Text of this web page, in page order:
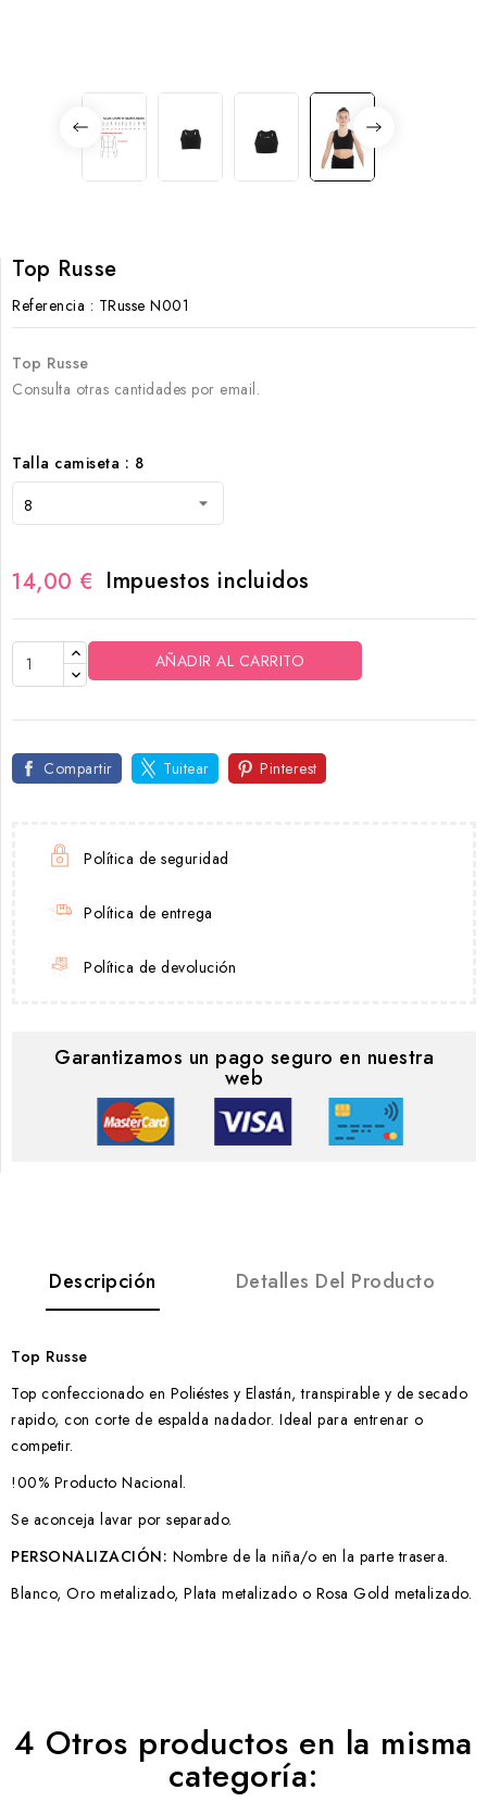
Top Russe
Referencia : TRusse N001
Top Russe
Consulta otras cantidades por email.
Talla camiseta : 8
14,00 € Impuestos incluidos
AÑADIR AL CARRITO
Compartir Tuitear Pinterest
Política de seguridad
Política de entrega
Política de devolución
Garantizamos un pago seguro en nuestra
web
Descripción Detalles Del Producto
Top Russe
Top confeccionado en Poliéstes y Elastán, transpirable y de secado
rapido, con corte de espalda nadador. Ideal para entrenar o
competir.
!00% Producto Nacional.
Se aconceja lavar por separado.
PERSONALIZACIÓN: Nombre de la niña/o en la parte trasera.
Blanco, Oro metalizado, Plata metalizado o Rosa Gold metalizado.
4 Otros productos en la misma
categoría: